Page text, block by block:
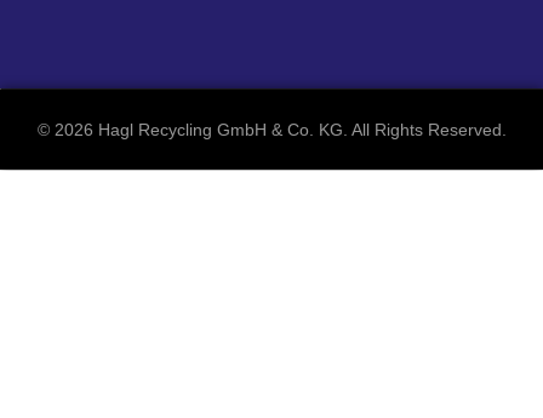
© 2026 Hagl Recycling GmbH & Co. KG. All Rights Reserved.